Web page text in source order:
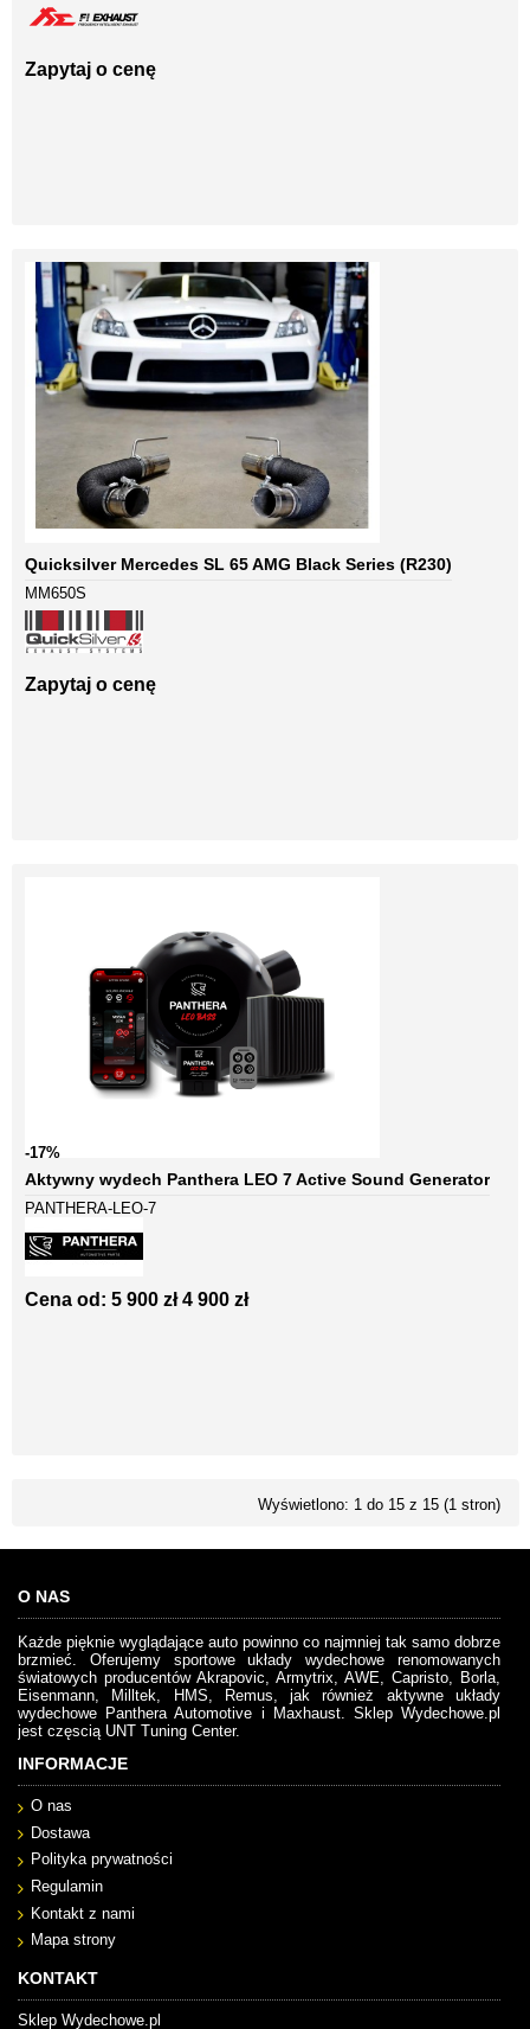
Zapytaj o cenę
Quicksilver Mercedes SL 65 AMG Black Series (R230)
MM650S
Zapytaj o cenę
-17%
Aktywny wydech Panthera LEO 7 Active Sound Generator
PANTHERA-LEO-7
Cena od: 5 900 zł 4 900 zł
Wyświetlono: 1 do 15 z 15 (1 stron)
O NAS
Każde pięknie wyglądające auto powinno co najmniej tak samo dobrze
brzmieć. Oferujemy sportowe układy wydechowe renomowanych
światowych producentów Akrapovic, Armytrix, AWE, Capristo, Borla,
Eisenmann, Milltek, HMS, Remus, jak również aktywne układy
wydechowe Panthera Automotive i Maxhaust. Sklep Wydechowe.pl
jest częscią UNT Tuning Center.
INFORMACJE
O nas
Dostawa
Polityka prywatności
Regulamin
Kontakt z nami
Mapa strony
KONTAKT
Sklep Wydechowe.pl